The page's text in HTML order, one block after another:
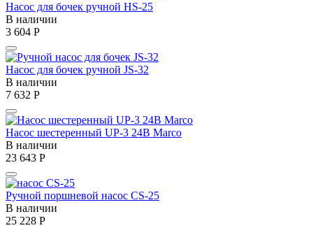
Насос для бочек ручной HS-25
В наличии
3 604 Р
Насос для бочек ручной JS-32
В наличии
7 632 Р
Насос шестеренный UP-3 24В Marco
В наличии
23 643 Р
Ручной поршневой насос CS-25
В наличии
25 228 Р